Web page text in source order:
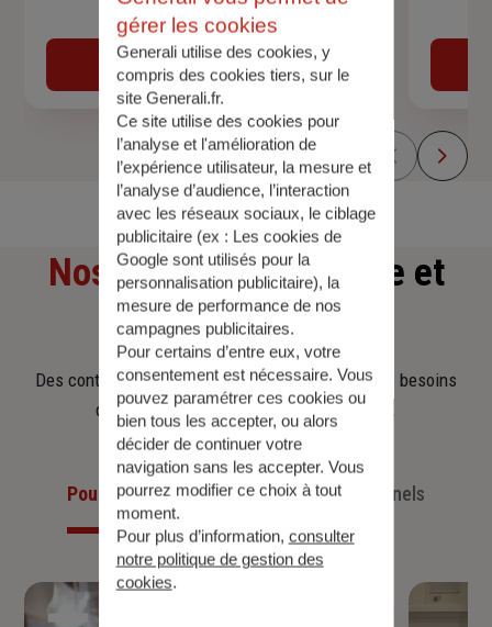
Devis assurance auto
Obtenir une estimation
Nos offresd'assurance et
d'épargne
Des contrats clairs et flexibles pour sécuriser vos besoins
d’aujourd’hui et anticiper ceux de demain.
Pour les particuliersPour les professionnels
gérer les cookies
Generali utilise des cookies, y
compris des cookies tiers, sur le
site Generali.fr.
Ce site utilise des cookies pour
l’analyse et l'amélioration de
l’expérience utilisateur, la mesure et
l’analyse d’audience, l’interaction
avec les réseaux sociaux, le ciblage
publicitaire (ex : Les cookies de
Google sont utilisés pour la
personnalisation publicitaire), la
mesure de performance de nos
campagnes publicitaires.
Pour certains d’entre eux, votre
consentement est nécessaire. Vous
pouvez paramétrer ces cookies ou
bien tous les accepter, ou alors
décider de continuer votre
navigation sans les accepter. Vous
pourrez modifier ce choix à tout
moment.
Pour plus d’information, consulter
notre politique de gestion des
cookies.